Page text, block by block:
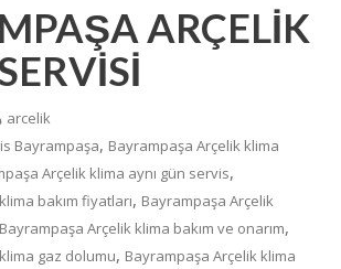
ARÇELİK
arcelik
Bayrampaşa, Bayrampaşa Arçelik klima
Arçelik klima aynı gün servis,
bakım fiyatları, Bayrampaşa Arçelik
Bayrampaşa Arçelik klima bakım ve onarım,
gaz dolumu, Bayrampaşa Arçelik klima